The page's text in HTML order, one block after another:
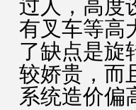
过人，高度
有叉车等高
了缺点是旋
较娇贵，而
系统造价偏